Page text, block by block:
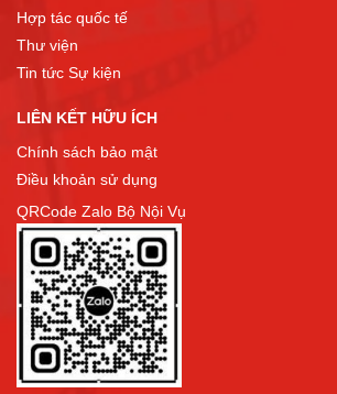
Hợp tác quốc tế
Thư viện
Tin tức Sự kiện
LIÊN KẾT HỮU ÍCH
Chính sách bảo mật
Điều khoản sử dụng
QRCode Zalo Bộ Nội Vụ